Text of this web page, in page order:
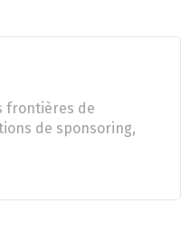
frontières de
de sponsoring,